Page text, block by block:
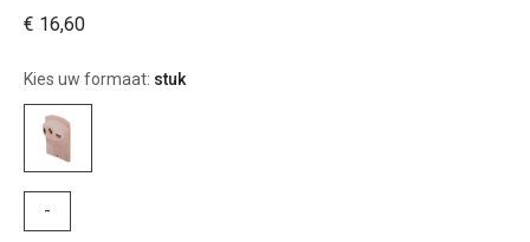
€ 16,60
Kies uw formaat: stuk
-